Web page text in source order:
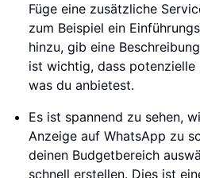
Füge eine zusätzliche
zum Beispiel ein
hinzu, gib eine
ist wichtig, dass potenzielle
was du anbietest.
Es ist spannend zu sehen,
Anzeige auf WhatsApp zu
deinen Budgetbereich
schnell erstellen. Dies ist